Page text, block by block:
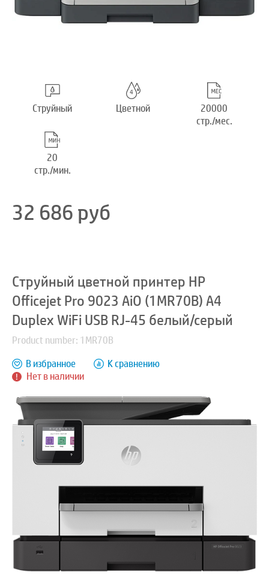
Струйный Цветной
20000
стр./мес.
20
стр./мин.
32 686руб
Струйный цветной принтер HP
Officejet Pro 9023 AiO (1MR70B) A4
Duplex WiFi USB RJ-45 белый/серый
Product number: 1MR70B
Нет в наличии
В избранное К сравнению